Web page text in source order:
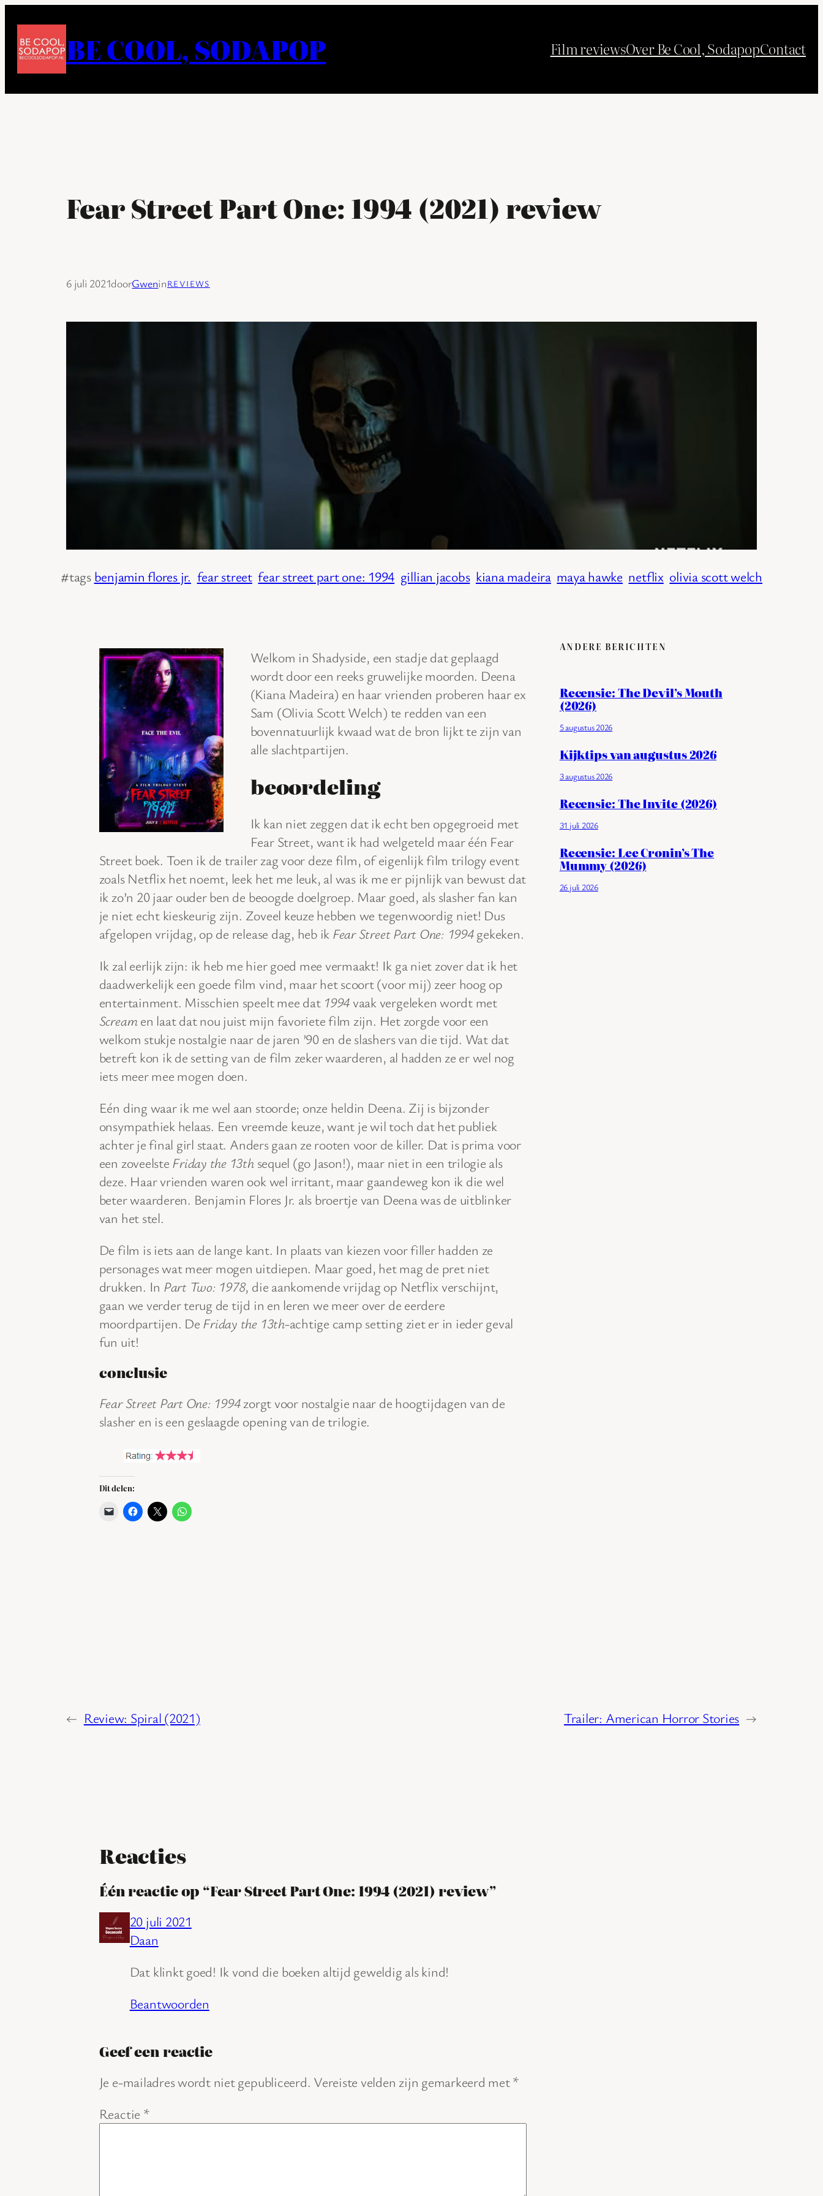
de
BE COOL, SODAPOP Film reviewsOver Be Cool, SodapopContact
Fear Street Part One: 1994 (2021) review
6 juli 2021doorGweninREVIEWS
#tags benjamin flores jr. fear street fear street part one: 1994 gillian jacobs kiana madeira maya hawke netflix olivia scott welch
Welkom in Shadyside, een stadje dat geplaagd
wordt door een reeks gruwelijke moorden. Deena
(Kiana Madeira) en haar vrienden proberen haar ex
Sam (Olivia Scott Welch) te redden van een
bovennatuurlijk kwaad wat de bron lijkt te zijn van
alle slachtpartijen.
beoordeling
Ik kan niet zeggen dat ik echt ben opgegroeid met
Fear Street, want ik had welgeteld maar één Fear
Street boek. Toen ik de trailer zag voor deze film, of eigenlijk film trilogy event
zoals Netflix het noemt, leek het me leuk, al was ik me er pijnlijk van bewust dat
ik zo’n 20 jaar ouder ben de beoogde doelgroep. Maar goed, als slasher fan kan
je niet echt kieskeurig zijn. Zoveel keuze hebben we tegenwoordig niet! Dus
afgelopen vrijdag, op de release dag, heb ik Fear Street Part One: 1994gekeken.
Ik zal eerlijk zijn: ik heb me hier goed mee vermaakt! Ik ga niet zover dat ik het
daadwerkelijk een goede film vind, maar het scoort (voor mij) zeer hoog op
entertainment. Misschien speelt mee dat 1994 vaak vergeleken wordt met
Screamen laat dat nou juist mijn favoriete film zijn. Het zorgde voor een
welkom stukje nostalgie naar de jaren ’90 en de slashers van die tijd. Wat dat
betreft kon ik de setting van de film zeker waarderen, al hadden ze er wel nog
iets meer mee mogen doen.
Eén ding waar ik me wel aan stoorde; onze heldin Deena. Zij is bijzonder
onsympathiek helaas. Een vreemde keuze, want je wil toch dat het publiek
achter je final girl staat. Anders gaan ze rooten voor de killer. Dat is prima voor
een zoveelste Friday the 13thsequel (go Jason!), maar niet in een trilogie als
deze. Haar vrienden waren ook wel irritant, maar gaandeweg kon ik die wel
beter waarderen. Benjamin Flores Jr. als broertje van Deena was de uitblinker
van het stel.
De film is iets aan de lange kant. In plaats van kiezen voor filler hadden ze
personages wat meer mogen uitdiepen. Maar goed, het mag de pret niet
drukken. In Part Two: 1978, die aankomende vrijdag op Netflix verschijnt,
gaan we verder terug de tijd in en leren we meer over de eerdere
moordpartijen. De Friday the 13th-achtige camp setting ziet er in ieder geval
fun uit!
conclusie
Fear Street Part One: 1994zorgt voor nostalgie naar de hoogtijdagen van de
slasher en is een geslaagde opening van de trilogie.
Dit delen:
ANDERE BERICHTEN
Recensie: The Devil’s Mouth
(2026)
5 augustus 2026
Kijktips van augustus 2026
3 augustus 2026
Recensie: The Invite (2026)
31 juli 2026
Recensie: Lee Cronin’s The
Mummy (2026)
26 juli 2026
← Review: Spiral (2021) Trailer: American Horror Stories →
Reacties
Één reactie op “Fear Street Part One: 1994 (2021) review”
20 juli 2021
Daan
Dat klinkt goed! Ik vond die boeken altijd geweldig als kind!
Beantwoorden
Geef een reactie
Je e-mailadres wordt niet gepubliceerd. Vereiste velden zijn gemarkeerd met*
Reactie *